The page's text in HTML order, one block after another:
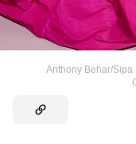
Anthony Behar/Sipa